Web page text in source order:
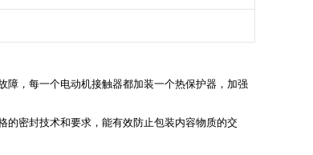
障，每一个电动机接触器都加装一个热保护器，加强
的密封技术和要求，能有效防止包装内容物质的交